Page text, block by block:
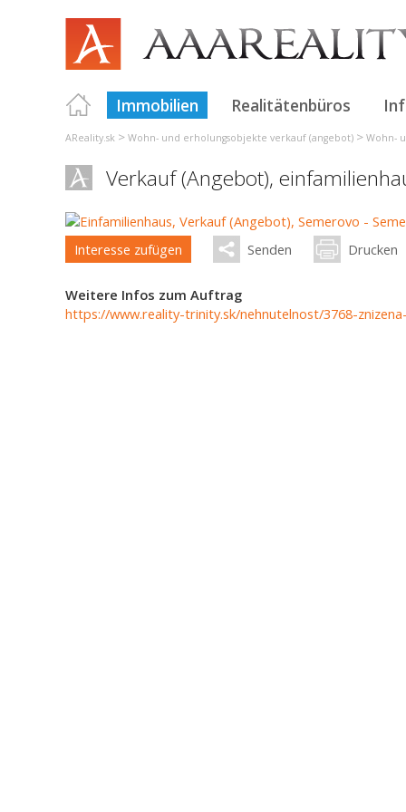
Immobilien Realitätenbüros
AReality.sk > Wohn- und erholungsobjekte verkauf (angebot) > Wohn-
Verkauf (Angebot),
Interesse zufügen Senden Drucken
Weitere Infos zum Auftrag